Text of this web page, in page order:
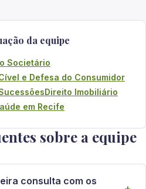
da equipe
Societário
e Defesa do Consumidor
Direito Imobiliário
em Recife
sobre a equipe
consulta com os